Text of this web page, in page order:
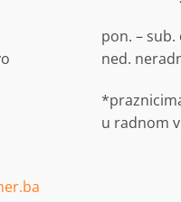
pon. – sub.
ned.
u radnom